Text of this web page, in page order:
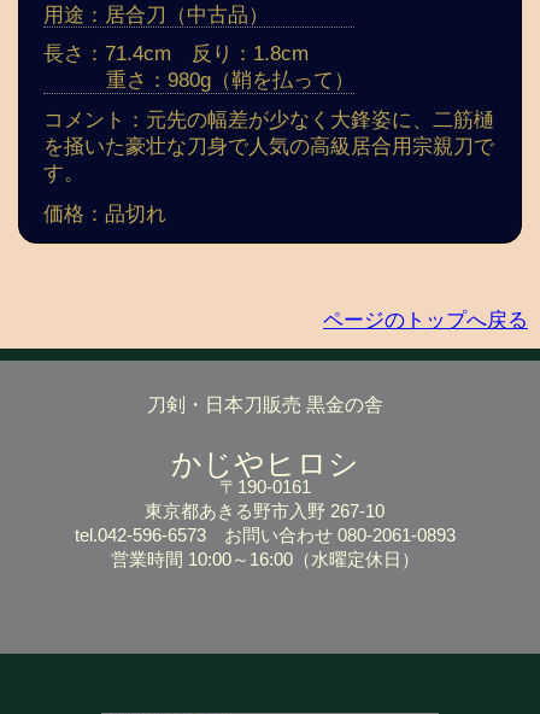
用途：居合刀（中古品）
長さ：71.4cm 反り：1.8cm
重さ：980g（鞘を払って）
コメント：元先の幅差が少なく大鋒姿に、二筋樋
を掻いた豪壮な刀身で人気の高級居合用宗親刀で
す。
価格：品切れ
ページのトップへ戻る
刀剣・日本刀販売 黒金の舎
かじやヒロシ
〒190-0161
東京都あきる野市入野 267-10
tel.042-596-6573 お問い合わせ 080-2061-0893
営業時間 10:00～16:00（水曜定休日）